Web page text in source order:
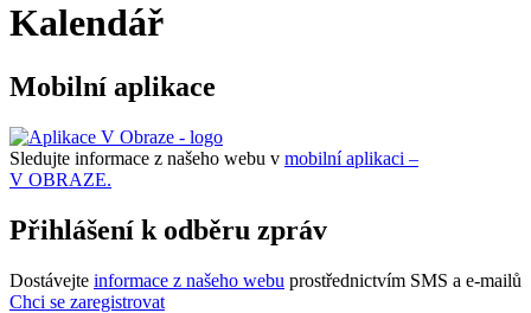
Kalendář
Mobilní aplikace
Sledujte informace z našeho webu v mobilní aplikaci –
V OBRAZE.
Přihlášení k odběru zpráv
Dostávejte informace z našeho webu prostřednictvím SMS a e-mailů
Chci se zaregistrovat